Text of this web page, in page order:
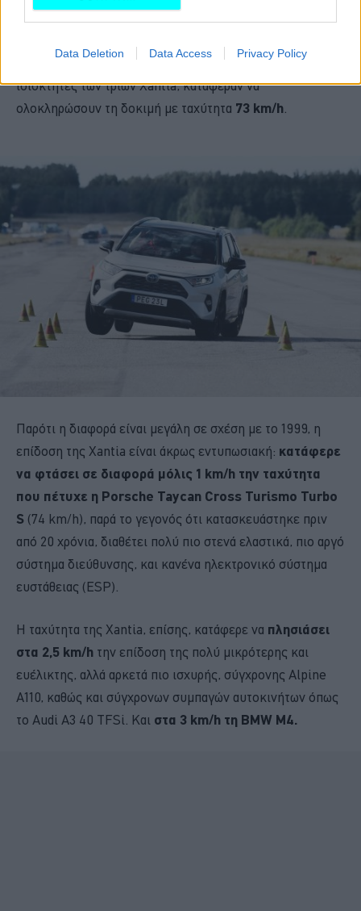
Data Deletion Data Access Privacy Policy
Όπως ήταν φυσικό,
με την άκρη του ματιού τους στους αγχωμένους
ιδιοκτήτες των τριών Xantia, κατάφεραν να
ολοκληρώσουν τη δοκιμή με ταχύτητα 73 km/h.
Παρότι η διαφορά είναι μεγάλη σε σχέση με το 1999, η
επίδοση της Xantia είναι άκρως εντυπωσιακή: κατάφερε
να φτάσει σε διαφορά μόλις 1 km/h την ταχύτητα
που πέτυχε η Porsche Taycan Cross Turismo Turbo
S (74 km/h), παρά το γεγονός ότι κατασκευάστηκε πριν
από 20 χρόνια, διαθέτει πολύ πιο στενά ελαστικά, πιο αργό
σύστημα διεύθυνσης, και κανένα ηλεκτρονικό σύστημα
ευστάθειας (ESP).
Η ταχύτητα της Xantia, επίσης, κατάφερε να πλησιάσει
στα 2,5 km/h την επίδοση της πολύ μικρότερης και
ευέλικτης, αλλά αρκετά πιο ισχυρής, σύγχρονης Alpine
A110, καθώς και σύγχρονων συμπαγών αυτοκινήτων όπως
το Audi A3 40 TFSi. Και στα 3 km/h τη BMW M4.